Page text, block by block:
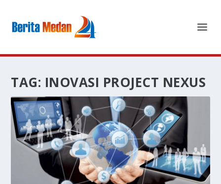
TAG: INOVASI PROJECT NEXUS